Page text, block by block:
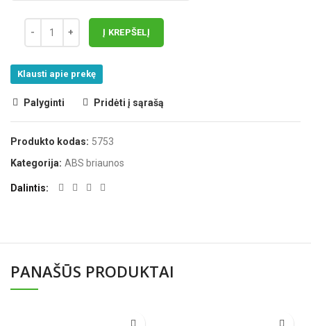
Į KREPŠELĮ
Klausti apie prekę
Palyginti Pridėti į sąrašą
Produkto kodas: 5753
Kategorija: ABS briaunos
Dalintis
PANAŠŪS PRODUKTAI